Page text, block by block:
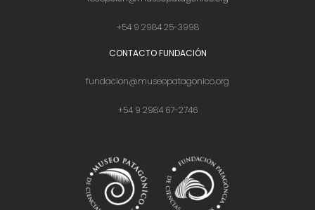
+54 9 2984 25-3998
CONTACTO FUNDACIÓN
fundacion@museopatagonico.org
+54 9 2984 67-2746